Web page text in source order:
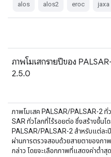
alos alos2 eroc jaxa
ภาพโมเสกรายปีของ
2.5.0
ภาพโมเสค PALSAR/PALSAR-2 ทั่
SAR ทั่วโลกที่ไร้รอยต่อ ซึ่งสร้างขึ้น
PALSAR/PALSAR-2 สำหรับแต่ละ
ผ่านการตรวจสอบด้วยสายตาของภาพ
กล่าว โดยจะเลือกภาพที่แสดงค่าต่ำสุด